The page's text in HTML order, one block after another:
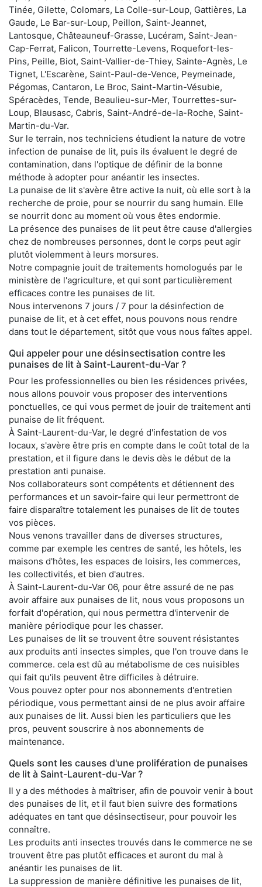
Tinée, Gilette, Colomars, La Colle-sur-Loup, Gattières, La
Gaude, Le Bar-sur-Loup, Peillon, Saint-Jeannet,
Lantosque, Châteauneuf-Grasse, Lucéram, Saint-Jean-
Cap-Ferrat, Falicon, Tourrette-Levens, Roquefort-les-
Pins, Peille, Biot, Saint-Vallier-de-Thiey, Sainte-Agnès, Le
Tignet, L'Escarène, Saint-Paul-de-Vence, Peymeinade,
Pégomas, Cantaron, Le Broc, Saint-Martin-Vésubie,
Spéracèdes, Tende, Beaulieu-sur-Mer, Tourrettes-sur-
Loup, Blausasc, Cabris, Saint-André-de-la-Roche, Saint-
Martin-du-Var.
Sur le terrain, nos techniciens étudient la nature de votre
infection de punaise de lit, puis ils évaluent le degré de
contamination, dans l'optique de définir de la bonne
méthode à adopter pour anéantir les insectes.
La punaise de lit s'avère être active la nuit, où elle sort à la
recherche de proie, pour se nourrir du sang humain. Elle
se nourrit donc au moment où vous êtes endormie.
La présence des punaises de lit peut être cause d'allergies
chez de nombreuses personnes, dont le corps peut agir
plutôt violemment à leurs morsures.
Notre compagnie jouit de traitements homologués par le
ministère de l'agriculture, et qui sont particulièrement
efficaces contre les punaises de lit.
Nous intervenons 7 jours / 7 pour la désinfection de
punaise de lit, et à cet effet, nous pouvons nous rendre
dans tout le département, sitôt que vous nous faîtes appel.
Qui appeler pour une désinsectisation contre les
punaises de lit à Saint-Laurent-du-Var ?
Pour les professionnelles ou bien les résidences privées,
nous allons pouvoir vous proposer des interventions
ponctuelles, ce qui vous permet de jouir de traitement anti
punaise de lit fréquent.
À Saint-Laurent-du-Var, le degré d'infestation de vos
locaux, s'avère être pris en compte dans le coût total de la
prestation, et il figure dans le devis dès le début de la
prestation anti punaise.
Nos collaborateurs sont compétents et détiennent des
performances et un savoir-faire qui leur permettront de
faire disparaître totalement les punaises de lit de toutes
vos pièces.
Nous venons travailler dans de diverses structures,
comme par exemple les centres de santé, les hôtels, les
maisons d'hôtes, les espaces de loisirs, les commerces,
les collectivités, et bien d'autres.
À Saint-Laurent-du-Var 06, pour être assuré de ne pas
avoir affaire aux punaises de lit, nous vous proposons un
forfait d'opération, qui nous permettra d'intervenir de
manière périodique pour les chasser.
Les punaises de lit se trouvent être souvent résistantes
aux produits anti insectes simples, que l'on trouve dans le
commerce. cela est dû au métabolisme de ces nuisibles
qui fait qu'ils peuvent être difficiles à détruire.
Vous pouvez opter pour nos abonnements d'entretien
périodique, vous permettant ainsi de ne plus avoir affaire
aux punaises de lit. Aussi bien les particuliers que les
pros, peuvent souscrire à nos abonnements de
maintenance.
Quels sont les causes d'une prolifération de punaises
de lit à Saint-Laurent-du-Var ?
Il y a des méthodes à maîtriser, afin de pouvoir venir à bout
des punaises de lit, et il faut bien suivre des formations
adéquates en tant que désinsectiseur, pour pouvoir les
connaître.
Les produits anti insectes trouvés dans le commerce ne se
trouvent être pas plutôt efficaces et auront du mal à
anéantir les punaises de lit.
La suppression de manière définitive les punaises de lit,